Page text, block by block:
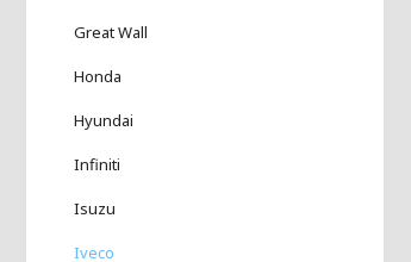
Great Wall
Honda
Hyundai
Infiniti
Isuzu
Iveco